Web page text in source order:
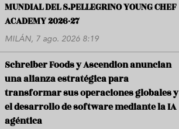
MUNDIAL DEL S.PELLEGRINO YOUNG CHEF
ACADEMY 2026-27
MILÁN, 7 ago. 2026 8:19
Schreiber Foods y Ascendion anuncian
una alianza estratégica para
transformar sus operaciones globales y
el desarrollo de software mediante la IA
agéntica